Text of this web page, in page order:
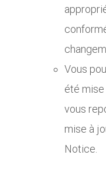
Vous
été mise
vous
mise à
Notice.